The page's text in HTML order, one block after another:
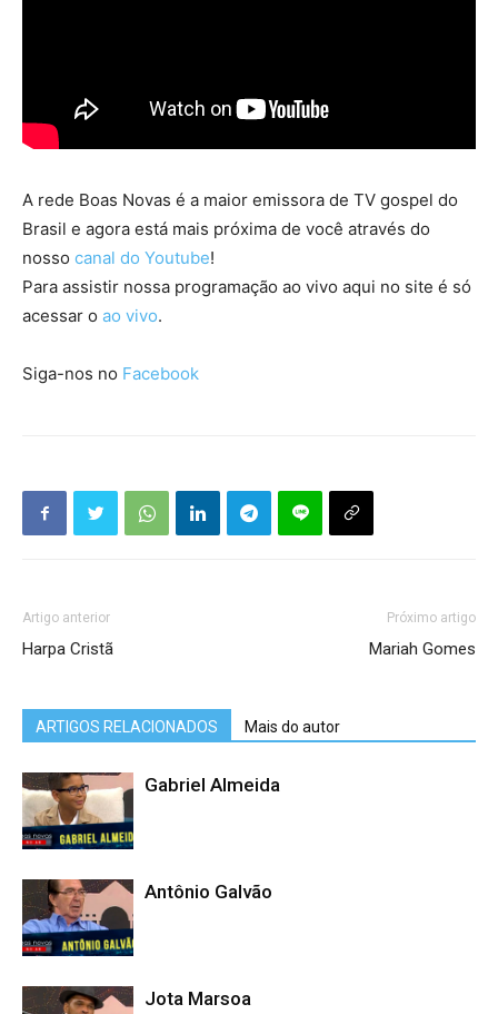
A rede Boas Novas é a maior emissora de TV gospel do
Brasil e agora está mais próxima de você através do
nosso canal do Youtube!
Para assistir nossa programação ao vivo aqui no site é só
acessar o ao vivo.
Siga-nos no Facebook
Artigo anterior
Harpa Cristã
Próximo artigo
Mariah Gomes
ARTIGOS RELACIONADOS Mais do autor
Gabriel Almeida
Antônio Galvão
Jota Marsoa